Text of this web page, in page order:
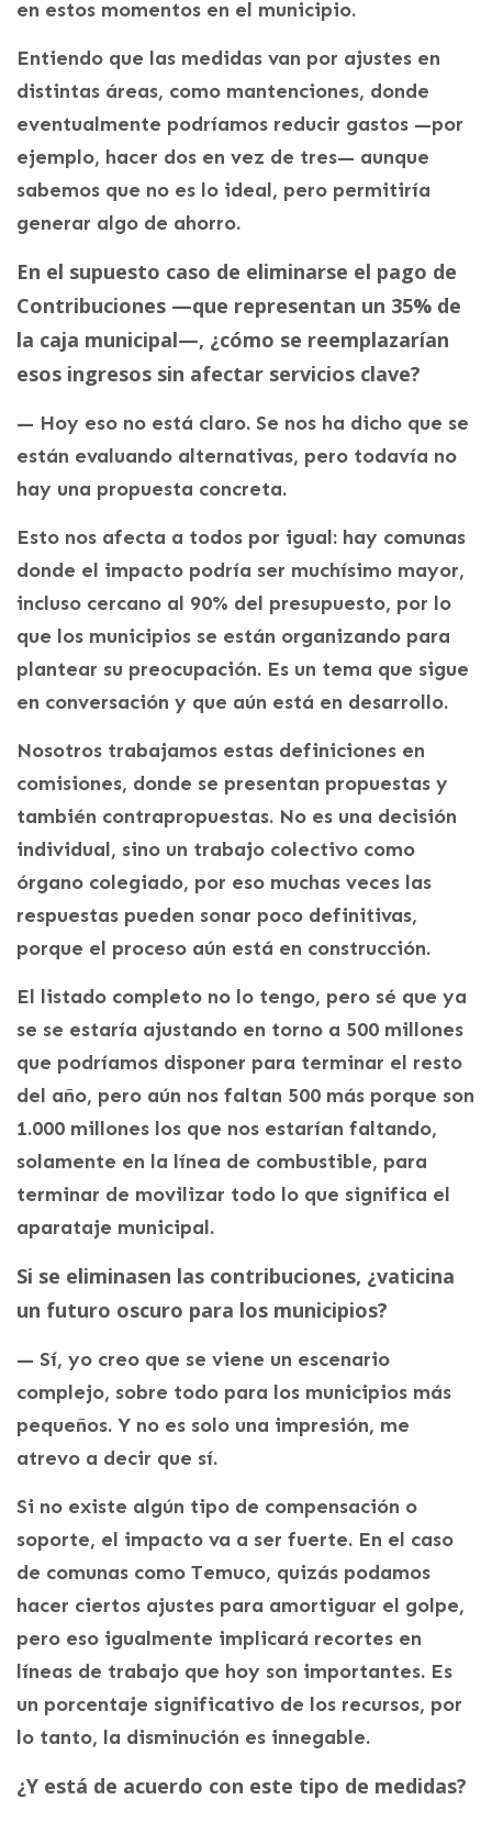
en estos momentos en el municipio.
Entiendo que las medidas van por ajustes en
distintas áreas, como mantenciones, donde
eventualmente podríamos reducir gastos —por
ejemplo, hacer dos en vez de tres— aunque
sabemos que no es lo ideal, pero permitiría
generar algo de ahorro.
En el supuesto caso de eliminarse el pago de
Contribuciones —que representan un 35% de
la caja municipal—, ¿cómo se reemplazarían
esos ingresos sin afectar servicios clave?
— Hoy eso no está claro. Se nos ha dicho que se
están evaluando alternativas, pero todavía no
hay una propuesta concreta.
Esto nos afecta a todos por igual: hay comunas
donde el impacto podría ser muchísimo mayor,
incluso cercano al 90% del presupuesto, por lo
que los municipios se están organizando para
plantear su preocupación. Es un tema que sigue
en conversación y que aún está en desarrollo.
Nosotros trabajamos estas definiciones en
comisiones, donde se presentan propuestas y
también contrapropuestas. No es una decisión
individual, sino un trabajo colectivo como
órgano colegiado, por eso muchas veces las
respuestas pueden sonar poco definitivas,
porque el proceso aún está en construcción.
El listado completo no lo tengo, pero sé que ya
se se estaría ajustando en torno a 500 millones
que podríamos disponer para terminar el resto
del año, pero aún nos faltan 500 más porque son
1.000 millones los que nos estarían faltando,
solamente en la línea de combustible, para
terminar de movilizar todo lo que significa el
aparataje municipal.
Si se eliminasen las contribuciones, ¿vaticina
un futuro oscuro para los municipios?
— Sí, yo creo que se viene un escenario
complejo, sobre todo para los municipios más
pequeños. Y no es solo una impresión, me
atrevo a decir que sí.
Si no existe algún tipo de compensación o
soporte, el impacto va a ser fuerte. En el caso
de comunas como Temuco, quizás podamos
hacer ciertos ajustes para amortiguar el golpe,
pero eso igualmente implicará recortes en
líneas de trabajo que hoy son importantes. Es
un porcentaje significativo de los recursos, por
lo tanto, la disminución es innegable.
¿Y está de acuerdo con este tipo de medidas?